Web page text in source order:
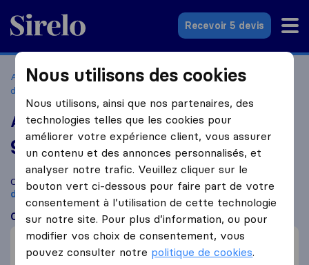
Sirelo.fr
Recevoir 5 devis
Accueil Déménageurs France
Déménageurs Saint-Maur-
des-Fosses
Aux Bons Déménageurs
9,8 basé sur 314
avis Sirelo et Google
i
Comparez Aux Bons Déménageurs avec d'autres
déménageursà Saint-Maur-des-Fossés
Ce que disent les clients
Efficace (3)
Prix (1)
Nous utilisons des cookies
Nous utilisons, ainsi que nos partenaires, des
technologies telles que les cookies pour
améliorer votre expérience client, vous assurer
un contenu et des annonces personnalisés, et
analyser notre trafic. Veuillez cliquer sur le
bouton vert ci-dessous pour faire part de votre
consentement à l’utilisation de cette technologie
sur notre site. Pour plus d’information, ou pour
modifier vos choix de consentement, vous
pouvez consulter notre politique de cookies.